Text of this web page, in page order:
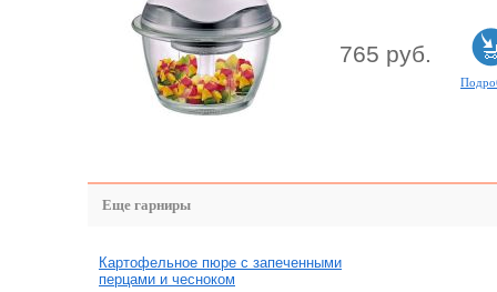
765 руб.
Еще гарниры
Картофельное пюре с запеченными
перцами и чесноком